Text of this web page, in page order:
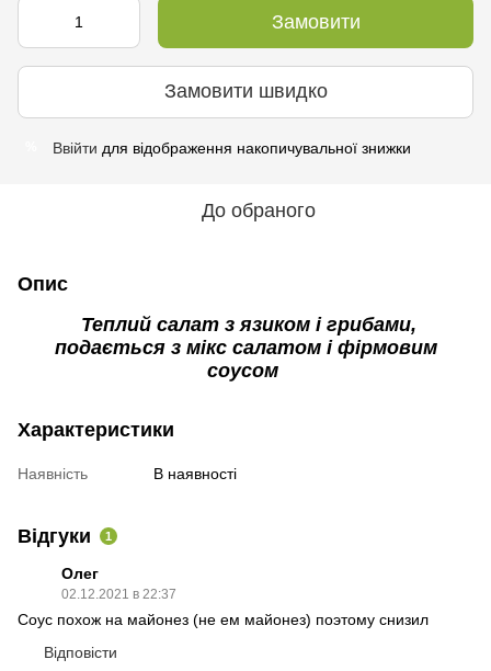
Замовити
Замовити швидко
Ввійти для відображення накопичувальної знижки
До обраного
Опис
Теплий салат з язиком i грибами,
подається з мiкс салатом i фірмовим
соусом
Характеристики
Наявність В наявності
Відгуки 1
Олег
02.12.2021 в 22:37
Соус похож на майонез (не ем майонез) поэтому снизил
Відповісти